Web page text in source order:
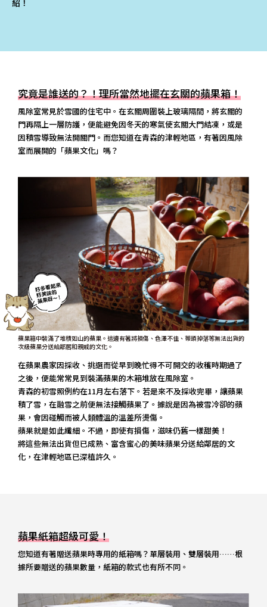
究竟是誰送的？！理所當然地擺在玄關的蘋果箱！
風除室常見於雪國的住宅中。在玄關周圍裝上玻璃隔間，將玄關的
門再隔上一層防護，便能避免因冬天的寒氣使玄關大門結凍，或是
因積雪導致無法開關門。而您知道在青森的津輕地區，有著因風除
室而展開的「蘋果文化」嗎？
蘋果箱中裝滿了堆積如山的蘋果。這邊有著將損傷、色澤不佳、蒂頭掉落等無法出貨的
次級蘋果分送給鄰居和親戚的文化。
在蘋果農家因採收、挑選而從早到晚忙得不可開交的收穫時期過了
之後，便能常常見到裝滿蘋果的木箱堆放在風除室。
青森的初雪照例約在11月左右落下。若是來不及採收完畢，讓蘋果
積了雪，在融雪之前便無法接觸蘋果了。據說是因為被雪冷卻的蘋
果，會因碰觸而被人類體溫的溫差所燙傷。
蘋果就是如此纖細。不過，即使有損傷，滋味仍舊一樣甜美！
將這些無法出貨但已成熟、富含蜜心的美味蘋果分送給鄰居的文
化，在津輕地區已深植許久。
蘋果紙箱超級可愛！
您知道有著贈送蘋果時專用的紙箱嗎？單層裝用、雙層裝用……根
據所要贈送的蘋果數量，紙箱的款式也有所不同。